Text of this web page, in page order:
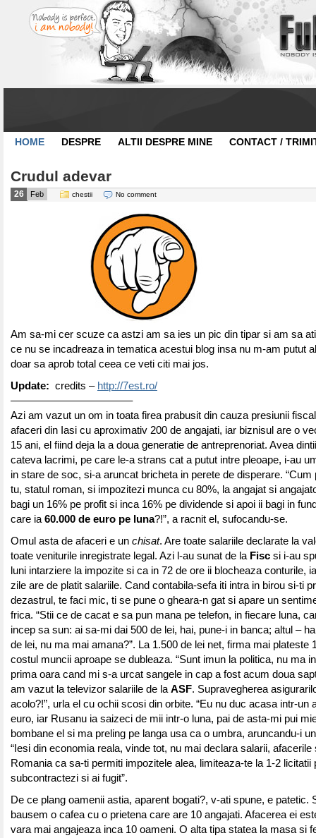
HOME DESPRE ALTII DESPRE MINE CONTACT /
Crudul adevar
26 Feb chestii No comment
Am sa-mi cer scuze ca astzi am sa ies un pic din tipar si am sa
ce nu se incadreaza in tematica acestui blog insa nu m-am putut
doar sa aprob total ceea ce veti citi mai jos.
Update: credits – http://7est.ro/
———————————–
Azi am vazut un om in toata firea prabusit din cauza presiunii
afaceri din Iasi cu aproximativ 200 de angajati, iar biznisul are o
15 ani, el fiind deja la a doua generatie de antreprenoriat. Avea
cateva lacrimi, pe care le-a strans cat a putut intre pleoape, i-au
in stare de soc, si-a aruncat bricheta in perete de disperare. “Cum
tu, statul roman, si impozitezi munca cu 80%, la angajat si
bagi un 16% pe profit si inca 16% pe dividende si apoi ii bagi in
care ia 60.000 de euro pe luna?!”, a racnit el, sufocandu-se.
Omul asta de afaceri e un chisat. Are toate salariile declarate la
toate veniturile inregistrate legal. Azi l-au sunat de la Fisc si i-au
luni intarziere la impozite si ca in 72 de ore ii blocheaza conturile,
zile are de platit salariile. Cand contabila-sefa iti intra in birou si-ti
dezastrul, te faci mic, ti se pune o gheara-n gat si apare un
frica. “Stii ce de cacat e sa pun mana pe telefon, in fiecare luna,
incep sa sun: ai sa-mi dai 500 de lei, hai, pune-i in banca; altul –
de lei, nu ma mai amana?”. La 1.500 de lei net, firma mai plateste
costul muncii aproape se dubleaza. “Sunt imun la politica, nu ma
prima oara cand mi s-a urcat sangele in cap a fost acum doua
am vazut la televizor salariile de la ASF. Supravegherea
acolo?!”, urla el cu ochii scosi din orbite. “Eu nu duc acasa intr-un
euro, iar Rusanu ia saizeci de mii intr-o luna, pai de asta-mi pui
bombane el si ma preling pe langa usa ca o umbra, aruncandu-i
“Iesi din economia reala, vinde tot, nu mai declara salarii, afacerile
Romania ca sa-ti permiti impozitele alea, limiteaza-te la 1-2 licitatii
subcontractezi si ai fugit”.
De ce plang oamenii astia, aparent bogati?, v-ati spune, e patetic.
bausem o cafea cu o prietena care are 10 angajati. Afacerea ei
vara mai angajeaza inca 10 oameni. O alta tipa statea la masa si